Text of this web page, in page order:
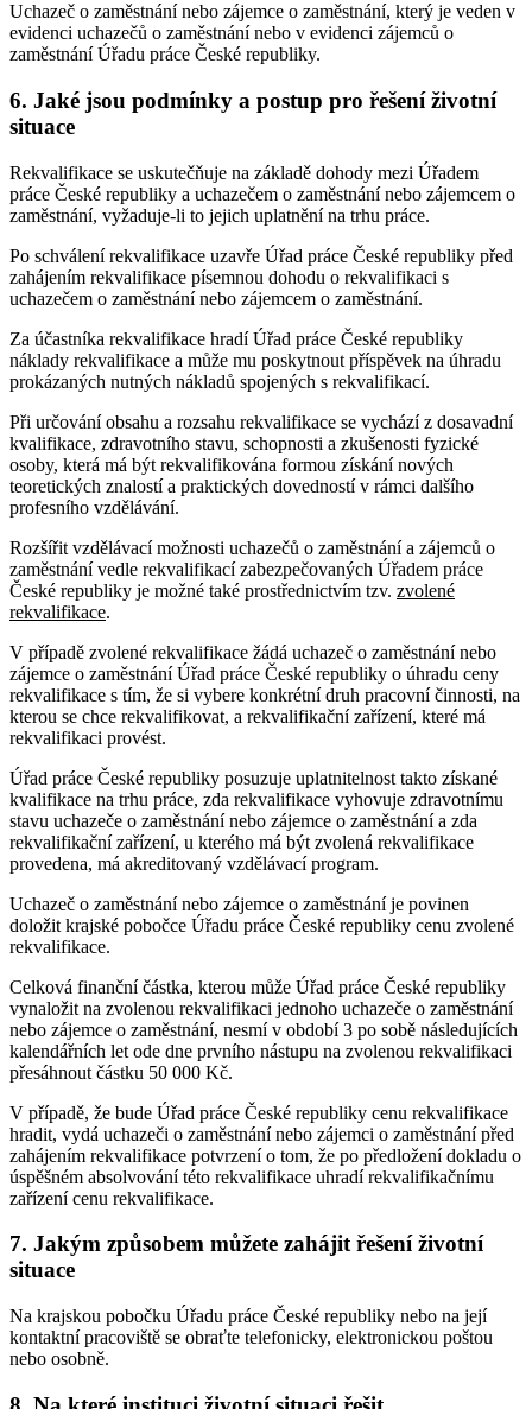
Uchazeč o zaměstnání nebo zájemce o zaměstnání, který je veden v
evidenci uchazečů o zaměstnání nebo v evidenci zájemců o
zaměstnání Úřadu práce České republiky.
6. Jaké jsou podmínky a postup pro řešení životní
situace
Rekvalifikace se uskutečňuje na základě dohody mezi Úřadem
práce České republiky a uchazečem o zaměstnání nebo zájemcem o
zaměstnání, vyžaduje-li to jejich uplatnění na trhu práce.
Po schválení rekvalifikace uzavře Úřad práce České republiky před
zahájením rekvalifikace písemnou dohodu o rekvalifikaci s
uchazečem o zaměstnání nebo zájemcem o zaměstnání.
Za účastníka rekvalifikace hradí Úřad práce České republiky
náklady rekvalifikace a může mu poskytnout příspěvek na úhradu
prokázaných nutných nákladů spojených s rekvalifikací.
Při určování obsahu a rozsahu rekvalifikace se vychází z dosavadní
kvalifikace, zdravotního stavu, schopnosti a zkušenosti fyzické
osoby, která má být rekvalifikována formou získání nových
teoretických znalostí a praktických dovedností v rámci dalšího
profesního vzdělávání.
Rozšířit vzdělávací možnosti uchazečů o zaměstnání a zájemců o
zaměstnání vedle rekvalifikací zabezpečovaných Úřadem práce
České republiky je možné také prostřednictvím tzv. zvolené
rekvalifikace.
V případě zvolené rekvalifikace žádá uchazeč o zaměstnání nebo
zájemce o zaměstnání Úřad práce České republiky o úhradu ceny
rekvalifikace s tím, že si vybere konkrétní druh pracovní činnosti, na
kterou se chce rekvalifikovat, a rekvalifikační zařízení, které má
rekvalifikaci provést.
Úřad práce České republiky posuzuje uplatnitelnost takto získané
kvalifikace na trhu práce, zda rekvalifikace vyhovuje zdravotnímu
stavu uchazeče o zaměstnání nebo zájemce o zaměstnání a zda
rekvalifikační zařízení, u kterého má být zvolená rekvalifikace
provedena, má akreditovaný vzdělávací program.
Uchazeč o zaměstnání nebo zájemce o zaměstnání je povinen
doložit krajské pobočce Úřadu práce České republiky cenu zvolené
rekvalifikace.
Celková finanční částka, kterou může Úřad práce České republiky
vynaložit na zvolenou rekvalifikaci jednoho uchazeče o zaměstnání
nebo zájemce o zaměstnání, nesmí v období 3 po sobě následujících
kalendářních let ode dne prvního nástupu na zvolenou rekvalifikaci
přesáhnout částku 50 000 Kč.
V případě, že bude Úřad práce České republiky cenu rekvalifikace
hradit, vydá uchazeči o zaměstnání nebo zájemci o zaměstnání před
zahájením rekvalifikace potvrzení o tom, že po předložení dokladu o
úspěšném absolvování této rekvalifikace uhradí rekvalifikačnímu
zařízení cenu rekvalifikace.
7. Jakým způsobem můžete zahájit řešení životní
situace
Na krajskou pobočku Úřadu práce České republiky nebo na její
kontaktní pracoviště se obraťte telefonicky, elektronickou poštou
nebo osobně.